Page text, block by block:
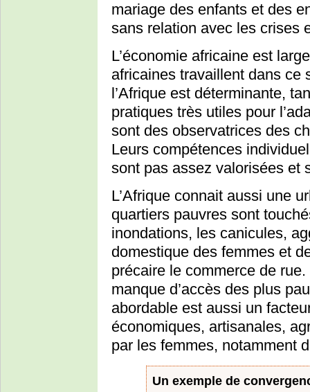
mariage des enfants et des
sans relation avec les crises
L’économie africaine est
africaines travaillent dans ce
l’Afrique est déterminante,
pratiques très utiles pour
sont des observatrices des
Leurs compétences
sont pas assez valorisées et
L’Afrique connait aussi une
quartiers pauvres sont
inondations, les canicules,
domestique des femmes et
précaire le commerce de
manque d’accès des plus
abordable est aussi un
économiques, artisanales,
par les femmes, notamment
Un exemple de